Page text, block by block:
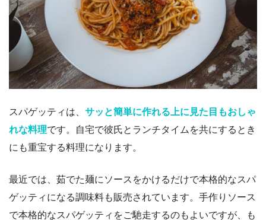
スパゲッティは、 サッと簡単に作れる上に見た目もおしゃ
れな料理です。自宅で彼氏とランチタイムを共にするとき
にも重宝する料理になります。
最近では、茹でた麺にソースをかけるだけで本格的なスパ
ゲッティになる調味料も販売されています。手作りソース
で本格的なスパゲッティをご馳走するのもよいですが、も